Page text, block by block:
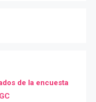
de la encuesta